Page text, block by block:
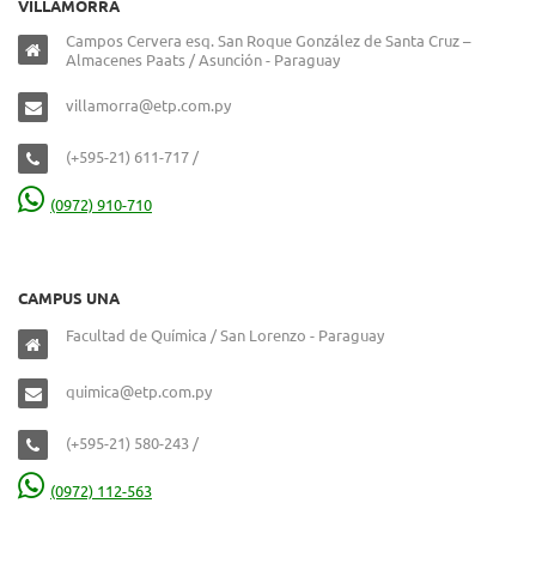
VILLAMORRA
Campos Cervera esq. San Roque González de Santa Cruz –
Almacenes Paats / Asunción - Paraguay
villamorra@etp.com.py
(+595-21) 611-717 /
(0972) 910-710
CAMPUS UNA
Facultad de Química / San Lorenzo - Paraguay
quimica@etp.com.py
(+595-21) 580-243 /
(0972) 112-563